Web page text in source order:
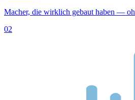
Macher, die wirklich gebaut haben —
02